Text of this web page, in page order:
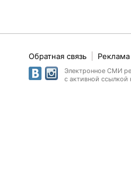
Обратная связь
Электронное СМИ
с активной ссылкой